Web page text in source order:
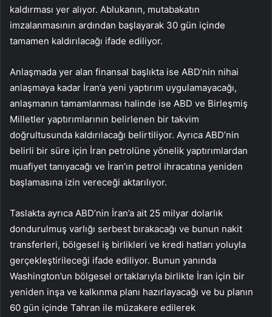
kaldırması yer alıyor. Ablukanın, mutabakatın
imzalanmasının ardından başlayarak 30 gün içinde
tamamen kaldırılacağı ifade ediliyor.
Anlaşmada yer alan finansal başlıkta ise ABD’nin nihai
anlaşmaya kadar İran’a yeni yaptırım uygulamayacağı,
anlaşmanın tamamlanması halinde ise ABD ve Birleşmiş
Milletler yaptırımlarının belirlenen bir takvim
doğrultusunda kaldırılacağı belirtiliyor. Ayrıca ABD’nin
belirli bir süre için İran petrolüne yönelik yaptırımlardan
muafiyet tanıyacağı ve İran’ın petrol ihracatına yeniden
başlamasına izin vereceği aktarılıyor.
Taslakta ayrıca ABD’nin İran’a ait 25 milyar dolarlık
dondurulmuş varlığı serbest bırakacağı ve bunun nakit
transferleri, bölgesel iş birlikleri ve kredi hatları yoluyla
gerçekleştirileceği ifade ediliyor. Bunun yanında
Washington’un bölgesel ortaklarıyla birlikte İran için bir
yeniden inşa ve kalkınma planı hazırlayacağı ve bu planın
60 gün içinde Tahran ile müzakere edilerek